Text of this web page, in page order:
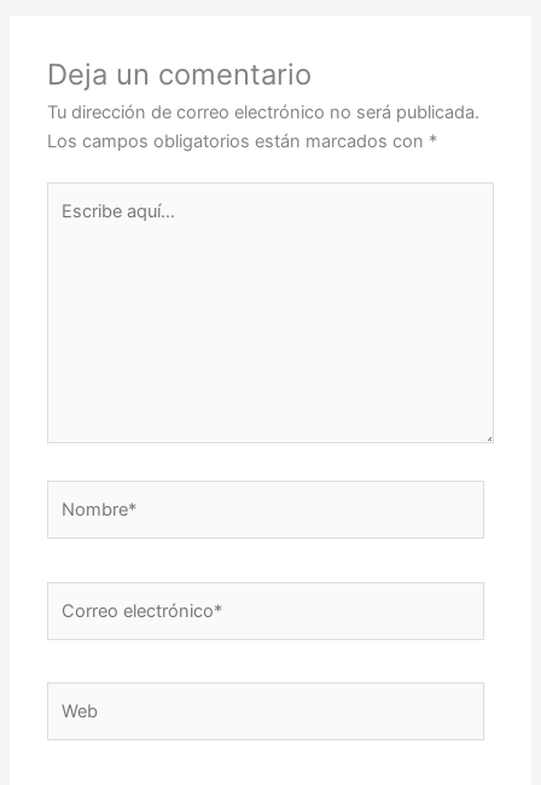
Deja un comentario
Tu dirección de correo electrónico no será publicada.
Los campos obligatorios están marcados con *
aquí...
electrónico*